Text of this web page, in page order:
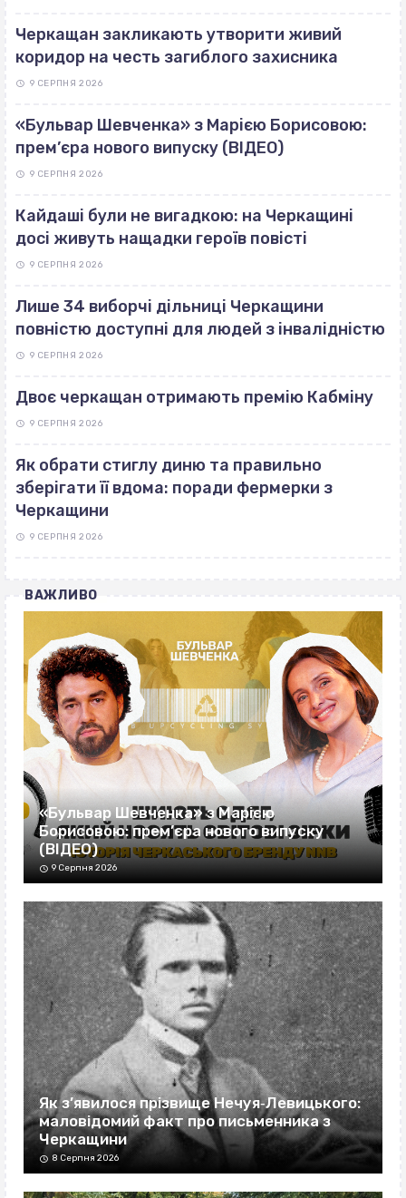
Черкащан закликають утворити живий
коридор на честь загиблого захисника
9 СЕРПНЯ 2026
«Бульвар Шевченка» з Марією Борисовою:
прем’єра нового випуску (ВІДЕО)
9 СЕРПНЯ 2026
Кайдаші були не вигадкою: на Черкащині
досі живуть нащадки героїв повісті
9 СЕРПНЯ 2026
Лише 34 виборчі дільниці Черкащини
повністю доступні для людей з інвалідністю
9 СЕРПНЯ 2026
Двоє черкащан отримають премію Кабміну
9 СЕРПНЯ 2026
Як обрати стиглу диню та правильно
зберігати її вдома: поради фермерки з
Черкащини
9 СЕРПНЯ 2026
ВАЖЛИВО
«Бульвар Шевченка» з Марією
Борисовою: прем’єра нового випуску
(ВІДЕО)
9 Серпня 2026
Як з’явилося прізвище Нечуя‐Левицького:
маловідомий факт про письменника з
Черкащини
8 Серпня 2026